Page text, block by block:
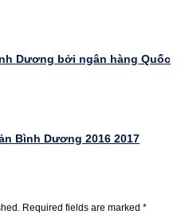
Dương bởi ngân hàng Quốc
Bình Dương 2016 2017
Required fields are marked *